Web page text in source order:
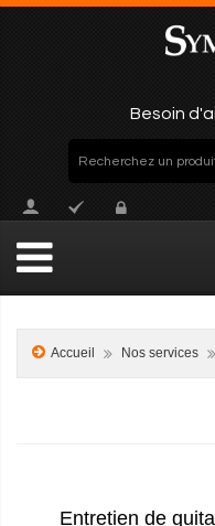
Besoin
Accueil Nos services
Entretien de